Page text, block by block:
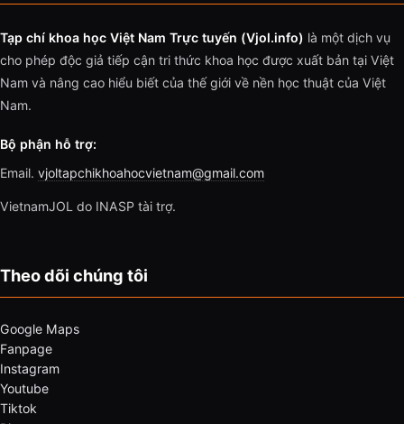
Tạp chí khoa học Việt Nam Trực tuyến (Vjol.info) là một dịch vụ
cho phép độc giả tiếp cận tri thức khoa học được xuất bản tại Việt
Nam và nâng cao hiểu biết của thế giới về nền học thuật của Việt
Nam.
Bộ phận hỗ trợ:
Email. vjoltapchikhoahocvietnam@gmail.com
VietnamJOL do INASP tài trợ.
Theo dõi chúng tôi
Google Maps
Fanpage
Instagram
Youtube
Tiktok